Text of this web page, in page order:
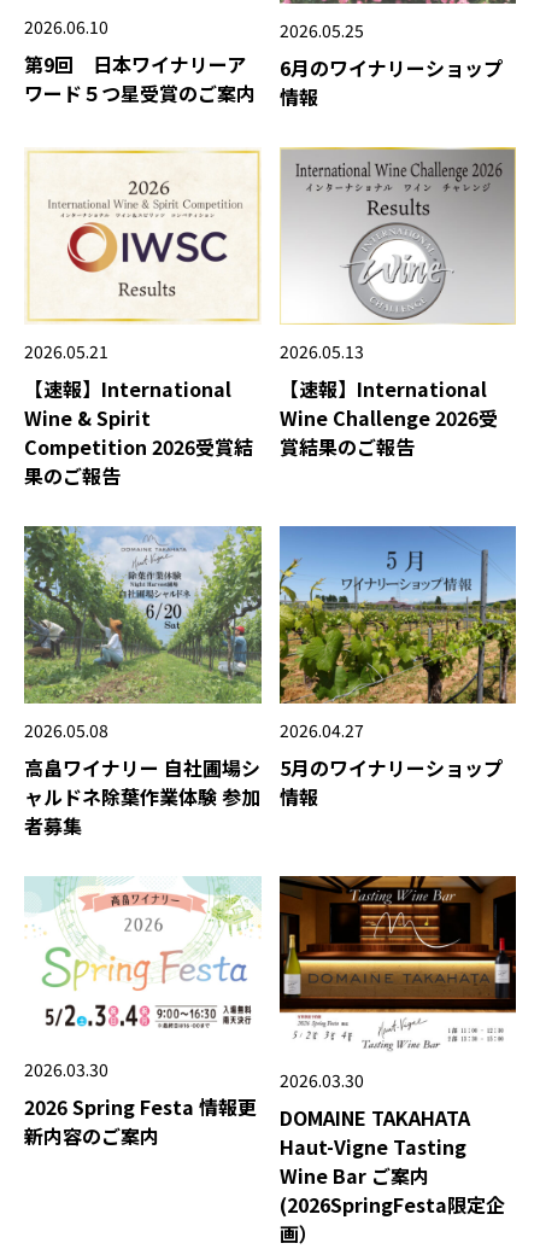
2026.06.10
第9回 日本ワイナリーア
ワード５つ星受賞のご案内
2026.05.25
6月のワイナリーショップ
情報
2026.05.21
【速報】International
Wine & Spirit
Competition 2026受賞結
果のご報告
2026.05.13
【速報】International
Wine Challenge 2026受
賞結果のご報告
2026.05.08
高畠ワイナリー 自社圃場シ
ャルドネ除葉作業体験 参加
者募集
2026.04.27
5月のワイナリーショップ
情報
2026.03.30
2026 Spring Festa 情報更
新内容のご案内
2026.03.30
DOMAINE TAKAHATA
Haut-Vigne Tasting
Wine Bar ご案内
(2026SpringFesta限定企
画）